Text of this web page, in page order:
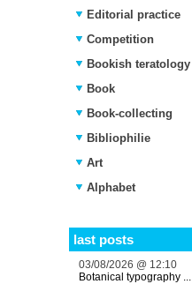
Editorial practice
Competition
Bookish teratology
Book
Book-collecting
Bibliophilie
Art
Alphabet
last posts
03/08/2026 @ 12:10
Botanical typography ...